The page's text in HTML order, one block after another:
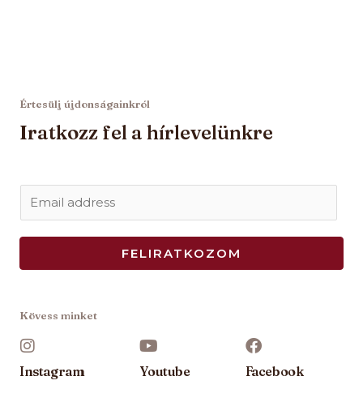
Értesülj újdonságainkról
Iratkozz fel a hírlevelünkre
m
a
FELIRATKOZOM
Kövess minket
Instagram Youtube Facebook